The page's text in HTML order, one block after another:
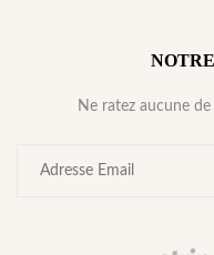
Ne ratez aucune